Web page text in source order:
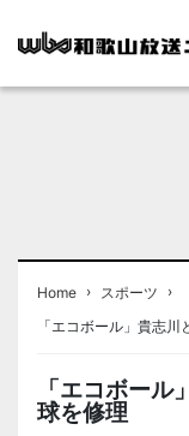
Home › スポーツ
›
「エコボール」貴志
「エコボー
球を修理